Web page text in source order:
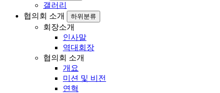
갤러리
협의회 소개
하위분류
회장소개
인사말
역대회장
협의회 소개
개요
미션 및 비전
연혁